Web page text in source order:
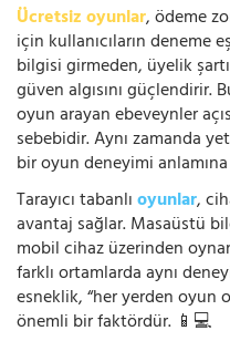
Ücretsiz oyunlar, ödeme
için kullanıcıların deneme
bilgisi girmeden, üyelik
güven algısını
oyun arayan ebeveynler
sebebidir. Aynı zamanda
bir oyun deneyimi
Tarayıcı tabanlıoyunlar,
avantaj sağlar. Masaüstü
mobil cihaz üzerinden
farklı ortamlarda aynı
esneklik, “her yerden oyun
önemli bir faktördür. 📱💻